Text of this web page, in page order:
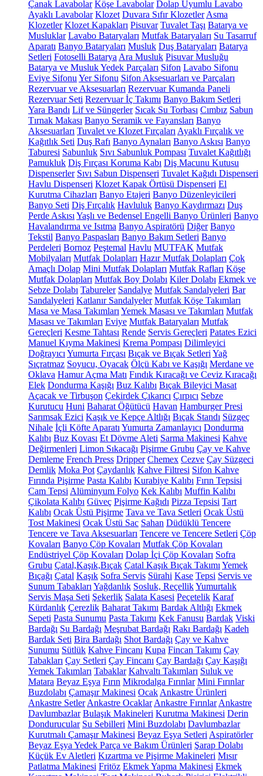
Çanak Lavabolar Köşe Lavabolar Dolap Uyumlu Lavabo
Ayaklı Lavabolar Klozet Duvara Sıfır Klozetler Asma
Klozetler Klozet Kapakları Pisuvar Tuvalet Taşı Batarya ve
Musluklar Lavabo Bataryaları Mutfak Bataryaları Su Tasarruf
Aparatı Banyo Bataryaları Musluk Duş Bataryaları Batarya
Setleri Fotoselli Batarya Ara Musluk Pisuvar Musluğu
Batarya ve Musluk Yedek Parçaları Sifon Lavabo Sifonu
Eviye Sifonu Yer Sifonu Sifon Aksesuarları ve Parçaları
Rezervuar ve Aksesuarları Rezervuar Kumanda Paneli
Rezervuar Seti Rezervuar İç Takımı Banyo Bakım Setleri
Yara Bandı Lif ve Süngerler Sıcak Su Torbası Cımbız Sabun
Tırnak Makası Banyo Seramik ve Fayansları Banyo
Aksesuarları Tuvalet ve Klozet Fırçaları Ayaklı Fırçalık ve
Kağıtlık Seti Duş Rafı Banyo Aynaları Banyo Askısı Banyo
Taburesi Sabunluk Sıvı Sabunluk Pompası Tuvalet Kağıtlığı
Pamukluk Diş Fırçası Koruma Kabı Diş Macunu Kutusu
Dispenserler Sıvı Sabun Dispenseri Tuvalet Kağıdı Dispenseri
Havlu Dispenseri Klozet Kapak Örtüsü Dispenseri El
Kurutma Cihazları Banyo Etajeri Banyo Düzenleyicileri
Banyo Seti Diş Fırçalık Havluluk Banyo Kaydırmazı Duş
Perde Askısı Yaşlı ve Bedensel Engelli Banyo Ürünleri Banyo
Havalandırma ve Isıtma Banyo Aspiratörü Diğer Banyo
Tekstil Banyo Paspasları Banyo Bakım Setleri Banyo
Perdeleri Bornoz Peştemal Havlu MUTFAK Mutfak
Mobilyaları Mutfak Dolapları Hazır Mutfak Dolapları Çok
Amaçlı Dolap Mini Mutfak Dolapları Mutfak Rafları Köşe
Mutfak Dolapları Mutfak Boy Dolabı Kiler Dolabı Ekmek ve
Sebze Dolabı Tabureler Sandalye Mutfak Sandalyeleri Bar
Sandalyeleri Katlanır Sandalyeler Mutfak Köşe Takımları
Masa ve Masa Takımları Yemek Masası ve Takımları Mutfak
Masası ve Takımları Eviye Mutfak Bataryaları Mutfak
Gereçleri Kesme Tahtası Rende Servis Gereçleri Patates Ezici
Manuel Kıyma Makinesi Krema Pompası Dilimleyici
Doğrayıcı Yumurta Fırçası Bıçak ve Bıçak Setleri Yağ
Sıçratmaz Soyucu, Oyacak Ölçü Kabı ve Kaşığı Merdane ve
Oklava Hamur Açma Matı Fındık Kıracağı ve Ceviz Kıracağı
Elek Dondurma Kaşığı Buz Kalıbı Bıçak Bileyici Masat
Açacak ve Tirbuşon Çekirdek Çıkarıcı Çırpıcı Sebze
Kurutucu Huni Baharat Öğütücü Havan Hamburger Presi
Sarımsak Ezici Kaşık ve Kepçe Altlığı Bıçak Standı Süzgeç
Nihale İçli Köfte Aparatı Yumurta Zamanlayıcı Dondurma
Kalıbı Buz Kovası Et Dövme Aleti Sarma Makinesi Kahve
Değirmenleri Limon Sıkacağı Pişirme Grubu Çay ve Kahve
Demleme French Press Dripper Chemex Cezve Çay Süzgeci
Demlik Moka Pot Çaydanlık Kahve Filtresi Sifon Kahve
Fırında Pişirme Pasta Kalıbı Kurabiye Kalıbı Fırın Tepsisi
Cam Tepsi Alüminyum Folyo Kek Kalıbı Muffin Kalıbı
Çikolata Kalıbı Güveç Pişirme Kağıdı Pizza Tepsisi Tart
Kalıbı Ocak Üstü Pişirme Tava ve Tava Setleri Ocak Üstü
Tost Makinesi Ocak Üstü Sac Sahan Düdüklü Tencere
Tencere ve Tava Aksesuarları Tencere ve Tencere Setleri Çöp
Kovaları Banyo Çöp Kovaları Mutfak Çöp Kovaları
Endüstriyel Çöp Kovaları Dolap İçi Çöp Kovaları Sofra
Grubu Çatal,Kaşık,Bıçak Çatal Kaşık Bıçak Takımı Yemek
Bıçağı Çatal Kaşık Sofra Servis Sürahi Kase Tepsi Servis ve
Sunum Tabakları Yağdanlık Sosluk, ReçellikYumurtalık
Servis Maşa Seti Şekerlik Salata Kasesi Peçetelik Karaf
Kürdanlık Çerezlik Baharat Takımı Bardak Altlığı Ekmek
Sepeti Pasta Sunumu Pasta Takımı Kek Fanusu Bardak Viski
Bardağı Su Bardağı Meşrubat Bardağı Rakı Bardağı Kadeh
Bardak Seti Bira Bardağı Shot Bardağı Çay ve Kahve
Sunumu Sütlük Kahve Fincanı Kupa Fincan Takımı Çay
Tabakları Çay Setleri Çay Fincanı Çay Bardağı Çay Kaşığı
Yemek Takımları Tabaklar Kahvaltı Takımları Suluk ve
Matara Beyaz Eşya Fırın Mikrodalga Fırınlar Mini Fırınlar
Buzdolabı Çamaşır Makinesi Ocak Ankastre Ürünleri
Ankastre Setler Ankastre Ocaklar Ankastre Fırınlar Ankastre
Davlumbazlar Bulaşık Makineleri Kurutma Makinesi Derin
Dondurucular Su Sebilleri Mini Buzdolabı Davlumbazlar
Kurutmalı Çamaşır Makinesi Beyaz Eşya Setleri Aspiratörler
Beyaz Eşya Yedek Parça ve Bakım Ürünleri Şarap Dolabı
Küçük Ev Aletleri Kızartma ve Pişirme Makineleri Mısır
Patlatma Makinesi Fritöz Ekmek Yapma Makinesi Ekmek